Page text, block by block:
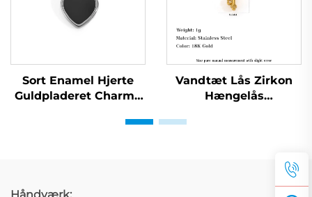
Sort Enamel Hjerte
Guldpladeret Charme
Halssmykke Smykker
Vandtæt Lås Zirkon
Hængelås
Nøglering Som Gave